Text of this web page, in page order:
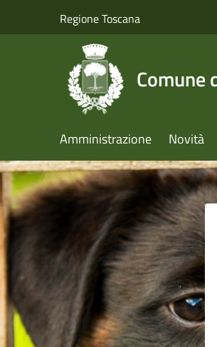
Regione Toscana
Comune
Amministrazione Novità